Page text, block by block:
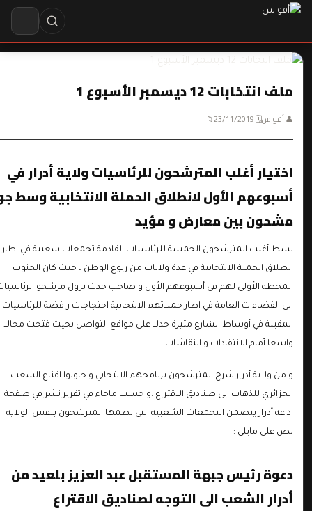
ملف انتخابات 12 ديسمبر الأسبوع 1
👤 أقواس🗓 23/11/2019
📁
اختيار أغلب المترشحون للرئاسيات ولاية أدرار في
أسبوعهم الأول لانطلاق الحملة الانتخابية وسط جو
مشحون بين معارض و مؤيد
نشط أغلب المترشحون الخمسة للرئاسيات القادمة تجمعات شعبية في اطار
انطلاق الحملة الانتخابية في عدة ولايات من ربوع الوطن ، حيث كان الجنوب
المحطة الأولى لهم في أسبوعهم الأول و صاحب حدث نزول مرشحو الرئاسيات
الى الفضاءات العامة في اطار حملاتهم الانتخابية احتجاجات رافضة للرئاسيات
المقبلة في أوساط الشارع مثيرة جدلا على مواقع التواصل بحيث فتحت مجالا
واسعا أمام الانتقادات و النقاشات .
و من ولاية أدرار شرح المترشحون برنامجهم الانتخابي و حاولوا اقناع الشعب
الجزائري للذهاب الى صناديق الاقتراع .و حسب ماجاء في تقرير نشر في صفحة
اذاعة أدرار يتضمن التجمعات الشعبية التي نظمها المترشحون بنفس الولاية
نص على مايلي :
دعوة رئيس جبهة المستقبل عبد العزيز بلعيد من
أدرار الشعب الى التوجه لصناديق الاقتراع